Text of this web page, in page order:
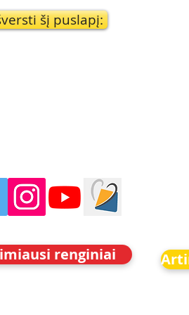
šį puslapį:
renginiai